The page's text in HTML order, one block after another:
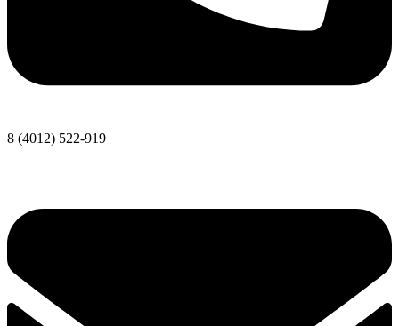
8 (4012) 522-919